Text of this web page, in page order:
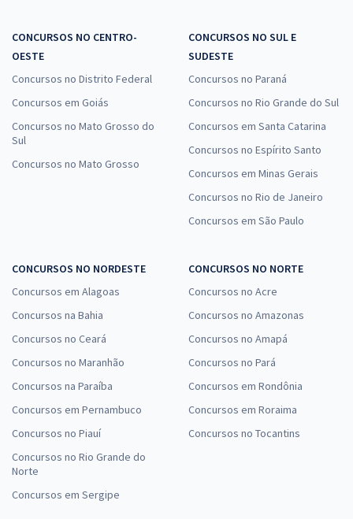
CONCURSOS NO CENTRO-
OESTE
Concursos no Distrito Federal
Concursos em Goiás
Concursos no Mato Grosso do
Sul
Concursos no Mato Grosso
CONCURSOS NO SUL E
SUDESTE
Concursos no Paraná
Concursos no Rio Grande do Sul
Concursos em Santa Catarina
Concursos no Espírito Santo
Concursos em Minas Gerais
Concursos no Rio de Janeiro
Concursos em São Paulo
CONCURSOS NO NORDESTE
Concursos em Alagoas
Concursos na Bahia
Concursos no Ceará
Concursos no Maranhão
Concursos na Paraíba
Concursos em Pernambuco
Concursos no Piauí
Concursos no Rio Grande do
Norte
Concursos em Sergipe
CONCURSOS NO NORTE
Concursos no Acre
Concursos no Amazonas
Concursos no Amapá
Concursos no Pará
Concursos em Rondônia
Concursos em Roraima
Concursos no Tocantins